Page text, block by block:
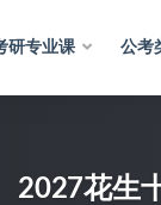
研专业课 公考
2027花生